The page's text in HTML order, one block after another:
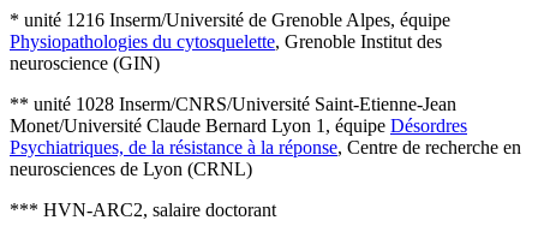
* unité 1216 Inserm/Université de Grenoble Alpes, équipe
Physiopathologies du cytosquelette, Grenoble Institut des
neuroscience (GIN)
** unité 1028 Inserm/CNRS/Université Saint-Etienne-Jean
Monet/Université Claude Bernard Lyon 1, équipe Désordres
Psychiatriques, de la résistance à la réponse, Centre de recherche en
neurosciences de Lyon (CRNL)
*** HVN-ARC2, salaire doctorant